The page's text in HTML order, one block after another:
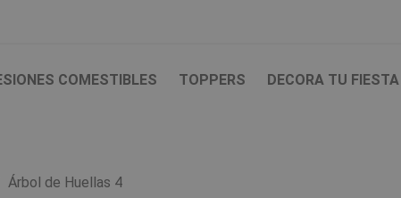
COMESTIBLES TOPPERS DECORA TU FIESTA
Árbol de Huellas 4